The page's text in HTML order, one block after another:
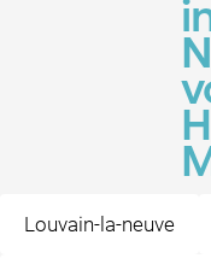
Louvain-la-neuve